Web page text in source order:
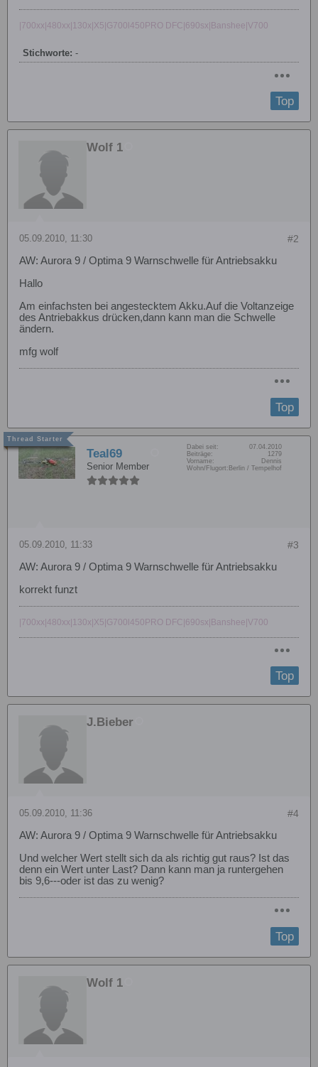
|700xx|480xx|130x|X5|G700l450PRO DFC|690sx|Banshee|V700
Stichworte: -
Top
Wolf 1
#2
05.09.2010, 11:30
AW: Aurora 9 / Optima 9 Warnschwelle für Antriebsakku
Hallo
Am einfachsten bei angestecktem Akku.Auf die Voltanzeige
des Antriebakkus drücken,dann kann man die Schwelle
ändern.
mfg wolf
Top
Teal69
Senior Member
Dabei seit:
07.04.2010
Beiträge:
1279
Vorname:
Dennis
Wohn/Flugort: Berlin / Tempelhof
#3
05.09.2010, 11:33
AW: Aurora 9 / Optima 9 Warnschwelle für Antriebsakku
korrekt funzt
|700xx|480xx|130x|X5|G700l450PRO DFC|690sx|Banshee|V700
Top
J.Bieber
#4
05.09.2010, 11:36
AW: Aurora 9 / Optima 9 Warnschwelle für Antriebsakku
Und welcher Wert stellt sich da als richtig gut raus? Ist das
denn ein Wert unter Last? Dann kann man ja runtergehen
bis 9,6---oder ist das zu wenig?
Top
Wolf 1